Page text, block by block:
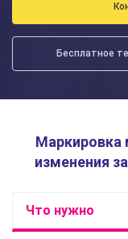
Бесплатное
Маркировка
изменения
Что нужно